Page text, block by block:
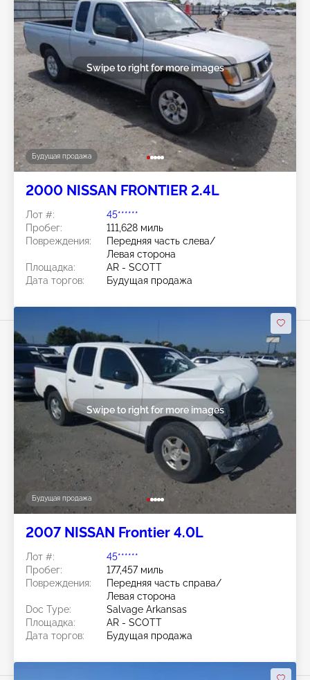
Будущая продажа
Swipe to right for more images
2000 NISSAN FRONTIER 2.4L
Лот #:
45******
Пробег:
111,628 миль
Повреждения:
Передняя часть слева/
Левая сторона
Площадка:
AR - SCOTT
Дата торгов:
Будущая продажа
Будущая продажа
Swipe to right for more images
2007 NISSAN Frontier 4.0L
Лот #:
45******
Пробег:
177,457 миль
Повреждения:
Передняя часть справа/
Левая сторона
Doc Type:
Salvage Arkansas
Площадка:
AR - SCOTT
Дата торгов:
Будущая продажа